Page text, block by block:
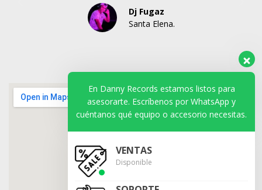
Dj Fugaz
Santa Elena.
En Danny Records estamos listos para
asesorarte. Escríbenos por WhatsApp y
cuéntanos qué equipo o accesorio necesitas.
VENTAS
Disponible